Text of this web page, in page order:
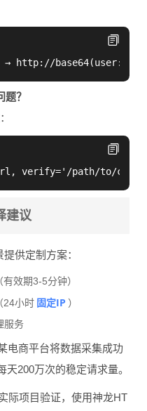
？
建议
供定制方案：
效期3-5分钟）
24小时 固定IP ）
服务
电商平台将数据采集成功
200万次的稳定请求量。
际项目验证，使用神龙HT